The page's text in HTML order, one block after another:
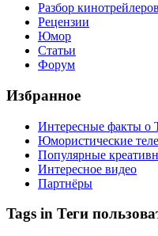
Разбор кинотрейлеров
Рецензии
Юмор
Статьи
Форум
Избранное
Интересные факты о
Юмористические
Популярные
Интересное видео
Партнёры
Tags in Теги